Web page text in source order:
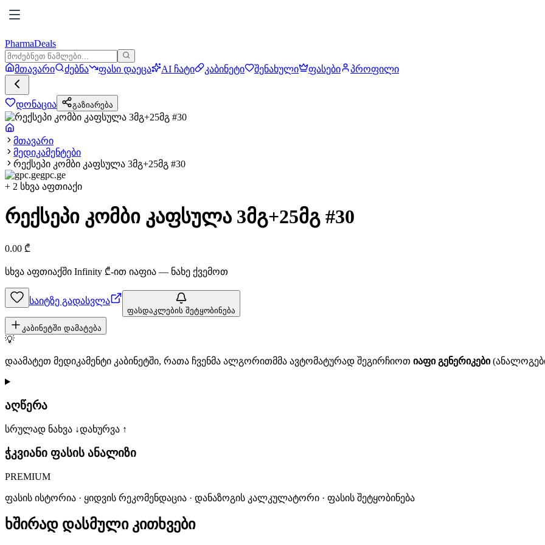
PharmaDeals
მთავარი ძებნა ფასი დაეცა AI ჩატი კაბინეტი შენახული ფასები პროფილი
დონაცია გაზიარება
მთავარი
მედიკამენტები
რექსეპი კომბი კაფსულა 3მგ+25მგ #30
gpc.ge
+ 2 სხვა აფთიაქი
რექსეპი კომბი კაფსულა 3მგ+25მგ #30
0.00 ₾
სხვა აფთიაქში Infinity ₾-ით იაფია — ნახე ქვემოთ
საიტზე გადასვლა
ფასდაკლების შეტყობინება
კაბინეტში დამატება
💡
დაამატეთ მედიკამენტი კაბინეტში, რათა ჩვენმა ალგორითმმა ავტომატურად შეგირჩიოთ იაფი გენერიკები
აღწერა
სრულად ნახვა ↓დახურვა ↑
ჭკვიანი ფასის ანალიზი
PREMIUM
ფასის ისტორია · ყიდვის რეკომენდაცია · დანაზოგის კალკულატორი · ფასის შეტყობინება
ხშირად დასმული კითხვები